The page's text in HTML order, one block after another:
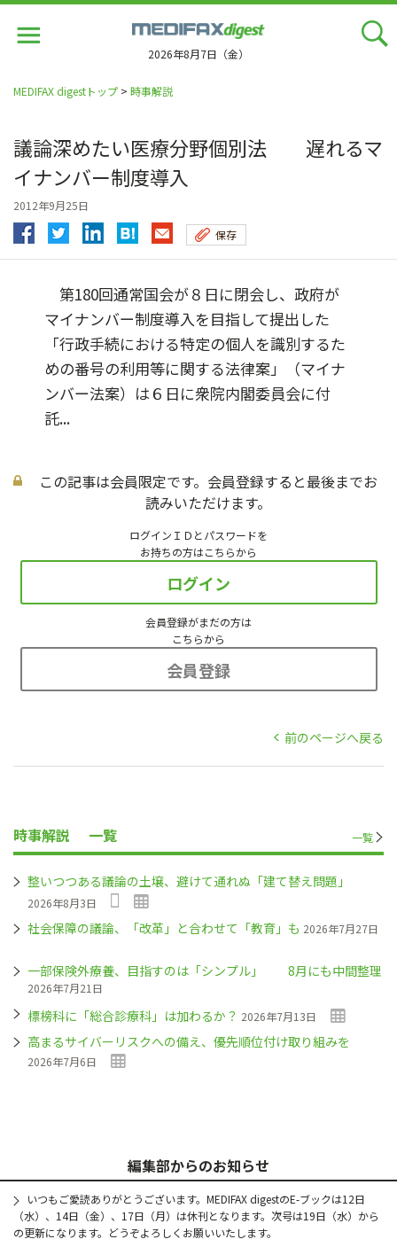
2026年8月7日（金）
MEDIFAX digestトップ > 時事解説
議論深めたい医療分野個別法 遅れるマ
イナンバー制度導入
2012年9月25日
保存
第180回通常国会が８日に閉会し、政府が
マイナンバー制度導入を目指して提出した
「行政手続における特定の個人を識別するた
めの番号の利用等に関する法律案」（マイナ
ンバー法案）は６日に衆院内閣委員会に付
託...
この記事は会員限定です。会員登録すると最後までお
読みいただけます。
ログインＩＤとパスワードを
お持ちの方はこちらから
ログイン
会員登録がまだの方は
こちらから
会員登録
前のページへ戻る
時事解説 一覧 一覧
整いつつある議論の土壌、避けて通れぬ「建て替え問題」
2026年8月3日
社会保障の議論、「改革」と合わせて「教育」も 2026年7月27日
一部保険外療養、目指すのは「シンプル」 8月にも中間整理
2026年7月21日
標榜科に「総合診療科」は加わるか？ 2026年7月13日
高まるサイバーリスクへの備え、優先順位付け取り組みを
2026年7月6日
編集部からのお知らせ
いつもご愛読ありがとうございます。MEDIFAX digestのE-ブックは12日
（水）、14日（金）、17日（月）は休刊となります。次号は19日（水）から
の更新になります。どうぞよろしくお願いいたします。